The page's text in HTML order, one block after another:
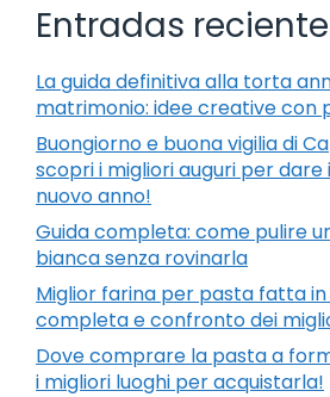
Entradas
La guida definitiva alla torta
matrimonio: idee creative con
Buongiorno e buona vigilia di
scopri i migliori auguri per
nuovo anno!
Guida completa: come pulire
bianca senza rovinarla
Miglior farina per pasta fatta in
completa e confronto dei
Dove comprare la pasta a
i migliori luoghi per acquistarla!